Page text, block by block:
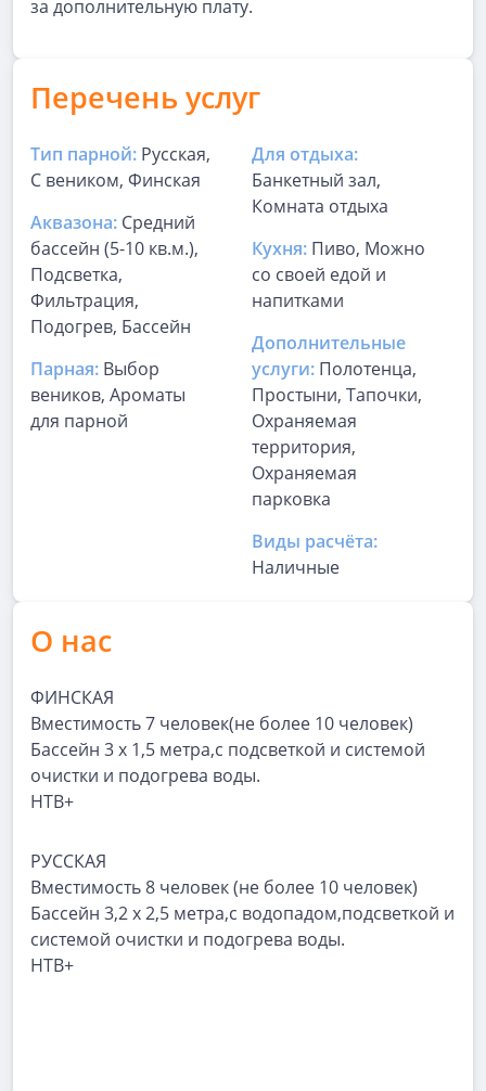
за дополнительную плату.
Перечень услуг
Тип парной: Русская,
С веником, Финская
Аквазона: Средний
бассейн (5-10 кв.м.),
Подсветка,
Фильтрация,
Подогрев, Бассейн
Парная: Выбор
веников, Ароматы
для парной
Для отдыха:
Банкетный зал,
Комната отдыха
Кухня: Пиво, Можно
со своей едой и
напитками
Дополнительные
услуги: Полотенца,
Простыни, Тапочки,
Охраняемая
территория,
Охраняемая
парковка
Виды расчёта:
Наличные
О нас
ФИНСКАЯ
Вместимость 7 человек(не более 10 человек)
Бассейн 3 х 1,5 метра,с подсветкой и системой
очистки и подогрева воды.
НТВ+
РУССКАЯ
Вместимость 8 человек (не более 10 человек)
Бассейн 3,2 х 2,5 метра,с водопадом,подсветкой и
системой очистки и подогрева воды.
НТВ+